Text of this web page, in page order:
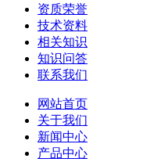
资质荣誉
技术资料
相关知识
知识问答
联系我们
网站首页
关于我们
新闻中心
产品中心